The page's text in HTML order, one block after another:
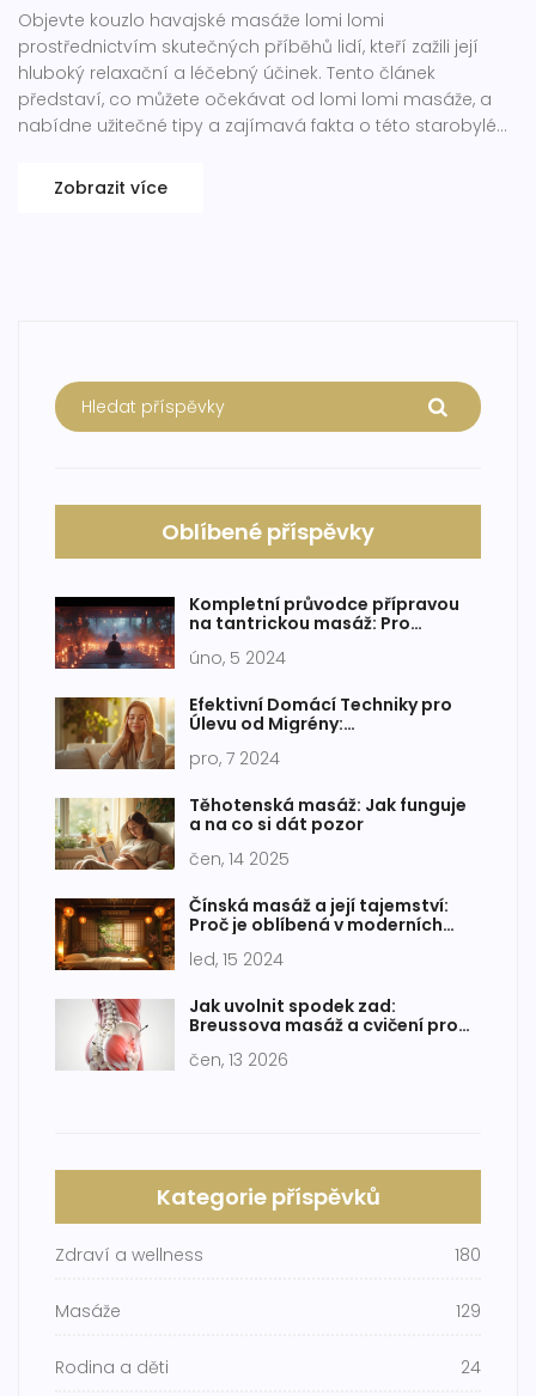
Objevte kouzlo havajské masáže lomi lomi
prostřednictvím skutečných příběhů lidí, kteří zažili její
hluboký relaxační a léčebný účinek. Tento článek
představí, co můžete očekávat od lomi lomi masáže, a
nabídne užitečné tipy a zajímavá fakta o této starobylé
Zobrazit více
Oblíbené příspěvky
Kompletní průvodce přípravou
na tantrickou masáž: Pro
úno, 5 2024
Efektivní Domácí Techniky pro
Úlevu od Migrény:
pro, 7 2024
Těhotenská masáž: Jak funguje
a na co si dát pozor
čen, 14 2025
Čínská masáž a její tajemství:
Proč je oblíbená v moderních
led, 15 2024
Jak uvolnit spodek zad:
Breussova masáž a cvičení pro
čen, 13 2026
Kategorie příspěvků
Zdraví a wellness 180
Masáže 129
Rodina a děti 24